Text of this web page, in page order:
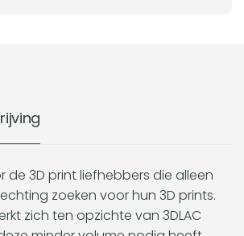
de 3D print liefhebbers die alleen
zoeken voor hun 3D prints.
zich ten opzichte van 3DLAC